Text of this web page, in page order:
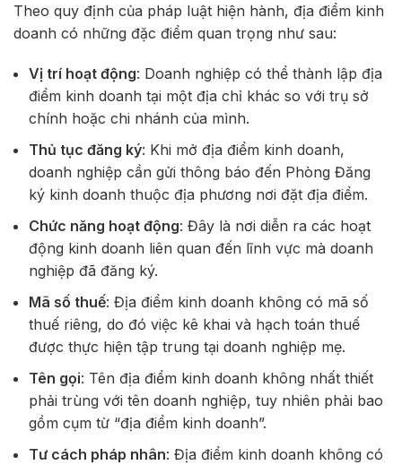
Theo quy định của pháp luật hiện hành, địa điểm kinh
doanh có những đặc điểm quan trọng như sau:
Vị trí hoạt động: Doanh nghiệp có thể thành lập địa
điểm kinh doanh tại một địa chỉ khác so với trụ sở
chính hoặc chi nhánh của mình.
Thủ tục đăng ký: Khi mở địa điểm kinh doanh,
doanh nghiệp cần gửi thông báo đến Phòng Đăng
ký kinh doanh thuộc địa phương nơi đặt địa điểm.
Chức năng hoạt động: Đây là nơi diễn ra các hoạt
động kinh doanh liên quan đến lĩnh vực mà doanh
nghiệp đã đăng ký.
Mã số thuế: Địa điểm kinh doanh không có mã số
thuế riêng, do đó việc kê khai và hạch toán thuế
được thực hiện tập trung tại doanh nghiệp mẹ.
Tên gọi: Tên địa điểm kinh doanh không nhất thiết
phải trùng với tên doanh nghiệp, tuy nhiên phải bao
gồm cụm từ “địa điểm kinh doanh”.
Tư cách pháp nhân: Địa điểm kinh doanh không có